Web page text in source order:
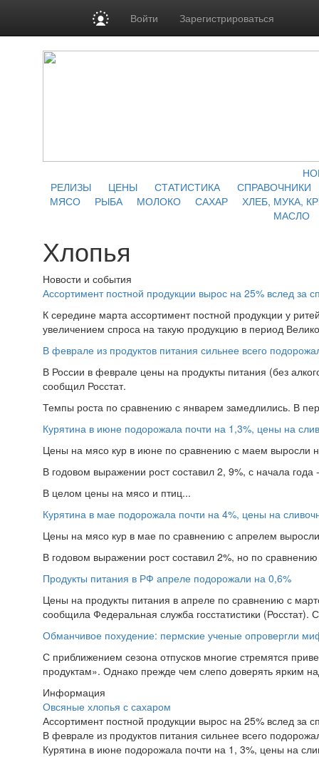
Войти Зарегистрироваться
РЕЛИЗЫ
ЦЕНЫ СТАТИСТИКА
СПРАВОЧНИКИ
МЯСО
РЫБА МОЛОКО САХАР
ХЛЕБ, МУКА,
МАСЛО
Хлопья
Новости и события
Ассортимент постной продукции вырос на 25% вслед за
К середине марта ассортимент постной продукции у
увеличением спроса на такую продукцию в период
В феврале из продуктов питания сильнее всего
В России в феврале цены на продукты питания (без
сообщил Росстат.
Темпы роста по сравнению с январем замедлились. В
Курятина в июне подорожала почти на 1,3%, цены на
Цены на мясо кур в июне по сравнению с маем выросли
В годовом выражении рост составил 2, 9%, с начала года
В целом цены на мясо и птиц...
Курятина в мае подорожала почти на 4%, цены на
Цены на мясо кур в мае по сравнению с апрелем
В годовом выражении рост составил 2%, но по
Продукты питания в РФ апреле подорожали на 0,6%
Цены на продукты питания в апреле по сравнению с
сообщила Федеральная служба госстатистики (Росстат).
Обманчивое похудение: пермские ученые опровергли
С приближением сезона отпусков многие стремятся
продуктам». Однако прежде чем слепо доверять ярким
Информация
Овсяные хлопья с сахаром
Ассортимент постной продукции вырос на 25% вслед за
В феврале из продуктов питания сильнее всего
Курятина в июне подорожала почти на 1, 3%, цены на